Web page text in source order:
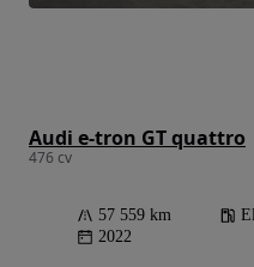
Audi e-tron GT quattro
476 cv
57 559 km
2022